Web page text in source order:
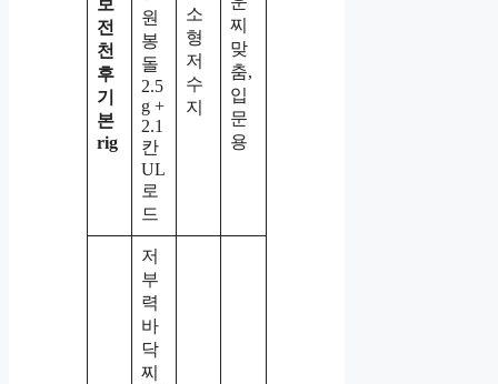
보
전
천
후
기
본
rig
원
봉
돌
2.5
g +
2.1
칸
UL
로
드
소
형
저
수
지
찌
맞
춤,
입
문
용
저
부
력
바
닥
찌